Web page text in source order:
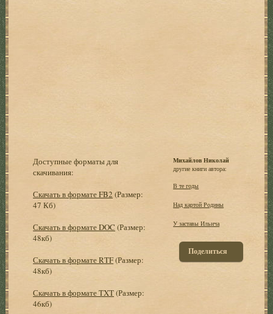
Доступные форматы для
скачивания:
Скачать в формате FB2 (Размер:
47 Кб)
Скачать в формате DOC (Размер:
48кб)
Скачать в формате RTF(Размер:
48кб)
Скачать в формате TXT(Размер:
46кб)
Михайлов Николай
другие книги автора:
В те годы
Над картой Родины
У заставы Ильича
Поделиться